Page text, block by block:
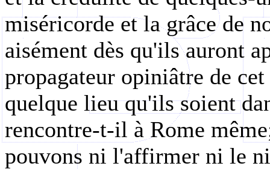
miséricorde et la grâce de
aisément dès qu'ils auront
propagateur opiniâtre de
quelque lieu qu'ils soient
rencontre-t-il à Rome
pouvons ni l'affirmer ni le